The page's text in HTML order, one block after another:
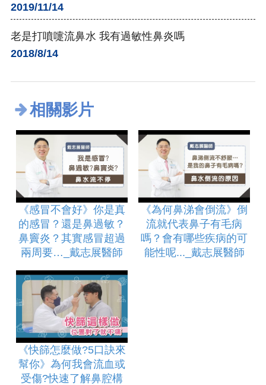
2019/11/14
老是打噴嚏流鼻水 我有過敏性鼻炎嗎
2018/8/14
相關影片
《感冒不會好》你是真
的感冒？還是鼻過敏？
鼻竇炎？其實感冒超過
兩周要…_戴志展醫師
《為何鼻涕會倒流》倒
流就代表鼻子有毛病
嗎？會有哪些疾病的可
能性呢..._戴志展醫師
《快篩怎麼做?5口訣來
幫你》為何我會流血或
受傷?快速了解鼻腔構